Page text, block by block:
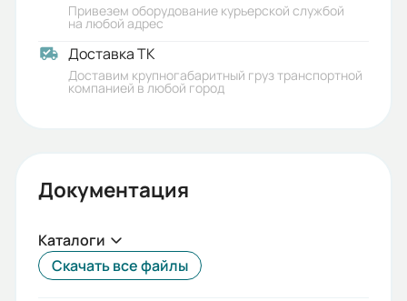
Коммутационная / Механическая
износостойкость:
5000/20000
Температурный диапазон:
Отключающая способность (кА):
Привезем оборудование курьерской службой
на любой адрес
Доставка ТК
Доставим крупногабаритный груз транспортной
компанией в любой город
Документация
Каталоги
Скачать все файлы